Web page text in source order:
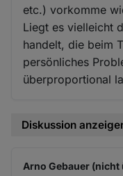
etc.) vorkomme
Liegt es vielleicht
handelt, die beim
persönliches
überproportional
Diskussion
Arno Gebauer